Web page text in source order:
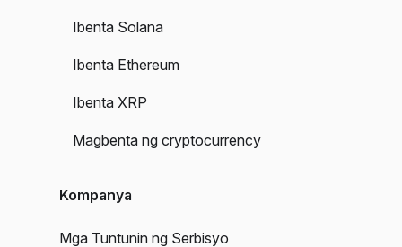
Ibenta Solana
Ibenta Ethereum
Ibenta XRP
Magbenta ng cryptocurrency
Kompanya
Mga Tuntunin ng Serbisyo